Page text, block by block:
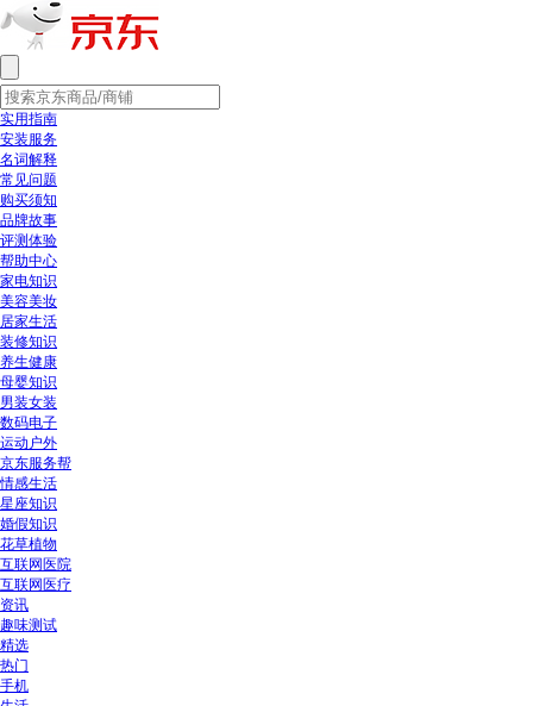
实用指南
安装服务
名词解释
常见问题
购买须知
品牌故事
评测体验
帮助中心
家电知识
美容美妆
居家生活
装修知识
养生健康
母婴知识
男装女装
数码电子
运动户外
京东服务帮
情感生活
星座知识
婚假知识
花草植物
互联网医院
互联网医疗
资讯
趣味测试
精选
热门
手机